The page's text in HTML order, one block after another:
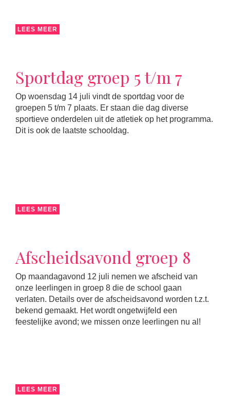
LEES MEER
Sportdag groep 5 t/m 7
Op woensdag 14 juli vindt de sportdag voor de
groepen 5 t/m 7 plaats. Er staan die dag diverse
sportieve onderdelen uit de atletiek op het programma.
Dit is ook de laatste schooldag.
LEES MEER
Afscheidsavond groep 8
Op maandagavond 12 juli nemen we afscheid van
onze leerlingen in groep 8 die de school gaan
verlaten. Details over de afscheidsavond worden t.z.t.
bekend gemaakt. Het wordt ongetwijfeld een
feestelijke avond; we missen onze leerlingen nu al!
LEES MEER